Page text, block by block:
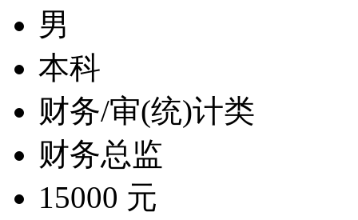
男
本科
财务/审(统)计类
财务总监
15000 元